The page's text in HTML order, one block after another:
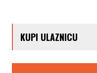
KUPI ULAZNICU